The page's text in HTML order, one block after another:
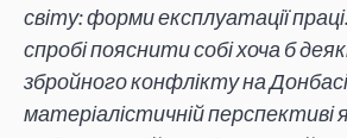
світу: форми експлуатації
спробі пояснити собі хоча б
збройного конфлікту на
матеріалістичній перспективі